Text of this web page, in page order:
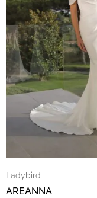
Ladybird
AREANNA